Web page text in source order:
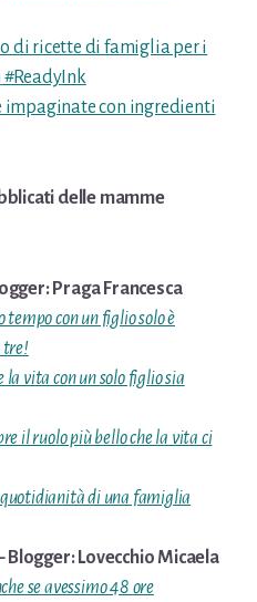
di ricette di famiglia per i
#ReadyInk
impaginate con ingredienti
delle mamme
Praga Francesca
con un figlio solo è
tre!
la vita con un solo figlio sia
il ruolo più bello che la vita ci
di una famiglia
Blogger: Lovecchio Micaela
se avessimo 48 ore